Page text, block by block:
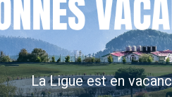
La Ligue est en